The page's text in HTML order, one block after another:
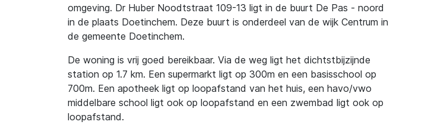
omgeving. Dr Huber Noodtstraat 109-13 ligt in de buurt De Pas - noord
in de plaats Doetinchem. Deze buurt is onderdeel van de wijk Centrum in
de gemeente Doetinchem.
De woning is vrij goed bereikbaar. Via de weg ligt het dichtstbijzijnde
station op 1.7 km. Een supermarkt ligt op 300m en een basisschool op
700m. Een apotheek ligt op loopafstand van het huis, een havo/vwo
middelbare school ligt ook op loopafstand en een zwembad ligt ook op
loopafstand.